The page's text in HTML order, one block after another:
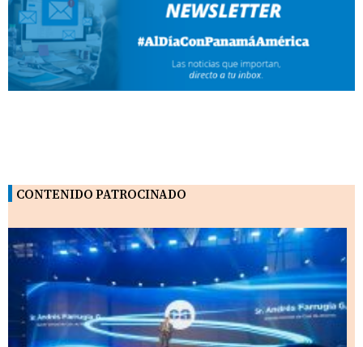
CONTENIDO PATROCINADO